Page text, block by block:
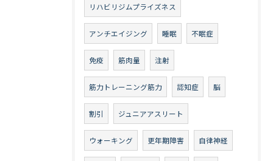
リハビリジムプライズネス
アンチエイジング 睡眠 不眠症
免疫 筋肉量 注射
筋力トレーニング筋力 認知症 脳
割引 ジュニアアスリート
ウォーキング 更年期障害 自律神経